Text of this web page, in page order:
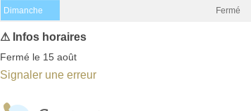
(15 août)
Dimanche Fermé
Fermé le 15 août
Signaler une erreur